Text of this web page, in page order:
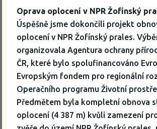
Oprava oplocení v NPR Žofínský
Úspěšně jsme dokončili projekt
oplocení v NPR Žofínský prales.
organizovala Agentura ochrany
ČR, které bylo spolufinancováno
Evropským fondem pro regionální
Operačního programu Životní
Předmětem byla kompletní obnova
oplocení (4 387 m) kvůli zamezení